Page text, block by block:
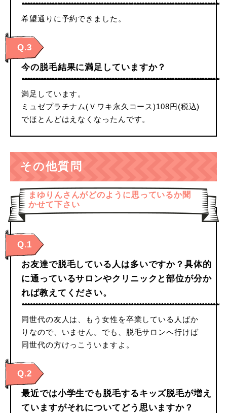
希望通りに予約できました。
Q.3
今の脱毛結果に満足していますか？
満足しています。
ミュゼプラチナム(Ｖワキ永久コース)108円(税込)
でほとんどはえなくなったんです。
その他質問
まゆりんさんがどのように思っているか聞
かせて下さい
Q.1
お友達で脱毛している人は多いですか？具体的
に通っているサロンやクリニックと部位が分か
れば教えてください。
同世代の友人は、もう女性を卒業している人ばか
りなので、いません。でも、脱毛サロンへ行けば
同世代の方けっこういますよ。
Q.2
最近では小学生でも脱毛するキッズ脱毛が増え
ていますがそれについてどう思いますか？